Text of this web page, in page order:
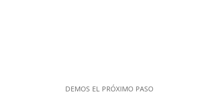
DEMOS EL PRÓXIMO PASO